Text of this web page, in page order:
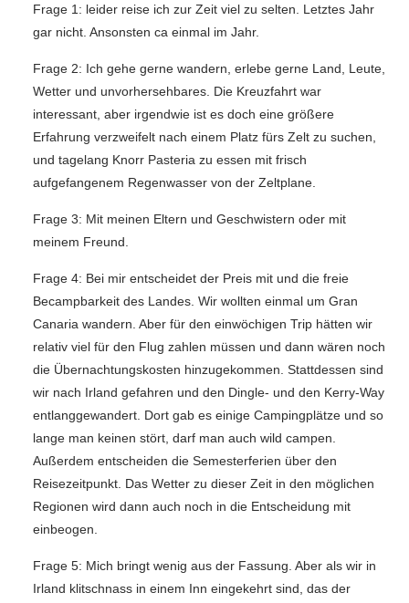
Frage 1: leider reise ich zur Zeit viel zu selten. Letztes Jahr
gar nicht. Ansonsten ca einmal im Jahr.
Frage 2: Ich gehe gerne wandern, erlebe gerne Land, Leute,
Wetter und unvorhersehbares. Die Kreuzfahrt war
interessant, aber irgendwie ist es doch eine größere
Erfahrung verzweifelt nach einem Platz fürs Zelt zu suchen,
und tagelang Knorr Pasteria zu essen mit frisch
aufgefangenem Regenwasser von der Zeltplane.
Frage 3: Mit meinen Eltern und Geschwistern oder mit
meinem Freund.
Frage 4: Bei mir entscheidet der Preis mit und die freie
Becampbarkeit des Landes. Wir wollten einmal um Gran
Canaria wandern. Aber für den einwöchigen Trip hätten wir
relativ viel für den Flug zahlen müssen und dann wären noch
die Übernachtungskosten hinzugekommen. Stattdessen sind
wir nach Irland gefahren und den Dingle- und den Kerry-Way
entlanggewandert. Dort gab es einige Campingplätze und so
lange man keinen stört, darf man auch wild campen.
Außerdem entscheiden die Semesterferien über den
Reisezeitpunkt. Das Wetter zu dieser Zeit in den möglichen
Regionen wird dann auch noch in die Entscheidung mit
einbeogen.
Frage 5: Mich bringt wenig aus der Fassung. Aber als wir in
Irland klitschnass in einem Inn eingekehrt sind, das der